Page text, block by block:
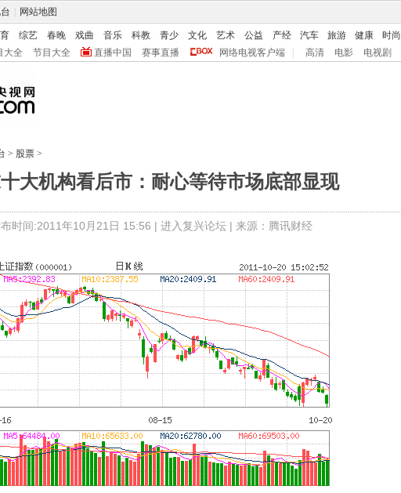
网站地图
综艺 春晚 戏曲 音乐 科教 青少 文化 艺术 公益 产经 汽车 旅游 健康 时尚
大全 节目大全 直播中国 赛事直播 网络电视客户端 高清 电影 电视剧
> 股票 >
大机构看后市：耐心等待市场底部显现
时间:2011年10月21日 15:56 | 进入复兴论坛| 来源：腾讯财经